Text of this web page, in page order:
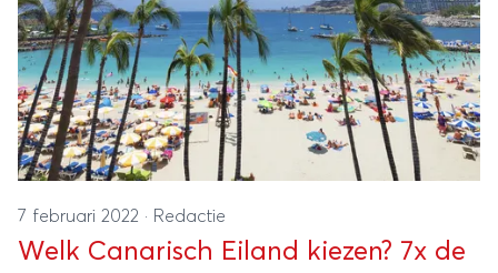
7 februari 2022 · Redactie
Welk Canarisch Eiland kiezen? 7x de